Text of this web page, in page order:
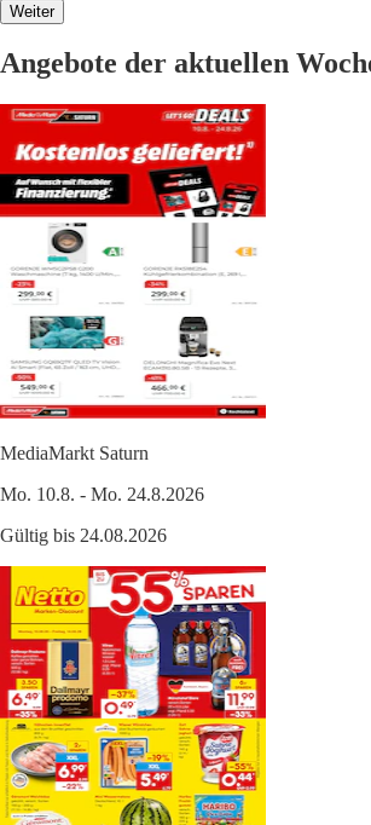
Weiter
Angebote der aktuellen
MediaMarkt Saturn
Mo. 10.8. - Mo. 24.8.2026
Gültig bis 24.08.2026